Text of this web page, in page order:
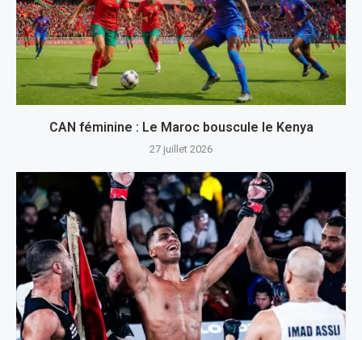
CAN féminine : Le Maroc bouscule le Kenya
27 juillet 2026